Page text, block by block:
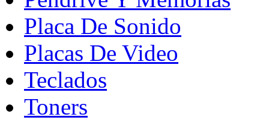
Placa De Sonido
Placas De Video
Teclados
Toners